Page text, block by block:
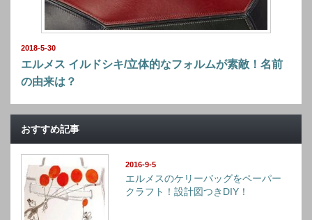
2018-5-30
エルメス イルドシキ/立体的なフォルムが素敵！名前
の由来は？
おすすめ記事
2016-9-5
エルメスのケリーバッグをペーパー
クラフト！設計図つきDIY！